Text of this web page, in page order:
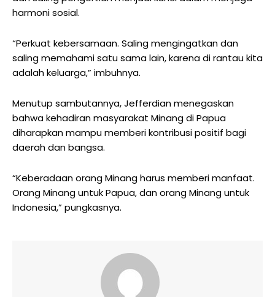
harmoni sosial.
“Perkuat kebersamaan. Saling mengingatkan dan
saling memahami satu sama lain, karena di rantau kita
adalah keluarga,” imbuhnya.
Menutup sambutannya, Jefferdian menegaskan
bahwa kehadiran masyarakat Minang di Papua
diharapkan mampu memberi kontribusi positif bagi
daerah dan bangsa.
“Keberadaan orang Minang harus memberi manfaat.
Orang Minang untuk Papua, dan orang Minang untuk
Indonesia,” pungkasnya.